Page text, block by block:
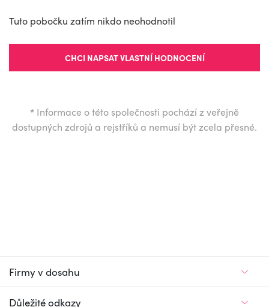
Tuto pobočku zatím nikdo neohodnotil
CHCI NAPSAT VLASTNÍ HODNOCENÍ
* Informace o této společnosti pochází z veřejně
dostupných zdrojů a rejstříků a nemusí být zcela přesné.
Firmy v dosahu
Důležité odkazy